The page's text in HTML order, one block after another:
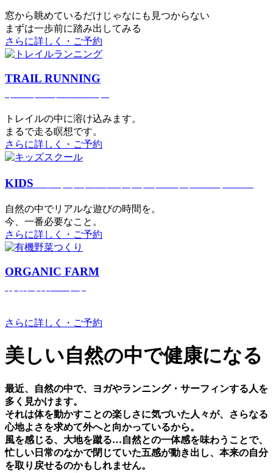
窓から眺めているだけじゃなにも見つからない
まずは一歩前に踏み出してみる
さらに詳しく・ご予約
TRAIL RUNNING
トレイルの中に溶け込みます。
まるで⾛る瞑想です。
さらに詳しく・ご予約
KIDS
⾃然の中でリアルな遊びの時間を。
今、⼀番必要なこと。
さらに詳しく・ご予約
ORGANIC FARM
さらに詳しく・ご予約
美しい⾃然の中で健康になる
最近、⾃然の中で、ヨガやランニング・サーフィンする⼈を
多く⾒かけます。
それは体を動かすことの楽しさに気づいた⼈々が、さらなる
⼼地よさを求めて外へと向かっているから。
⾵を感じる、⼤地を蹴る…⾃然との⼀体感を味わうことで、
忙しい⽇常のなかで閉じていた五感が動き出し、本来の⾃分
を取り戻せるのかもしれません。